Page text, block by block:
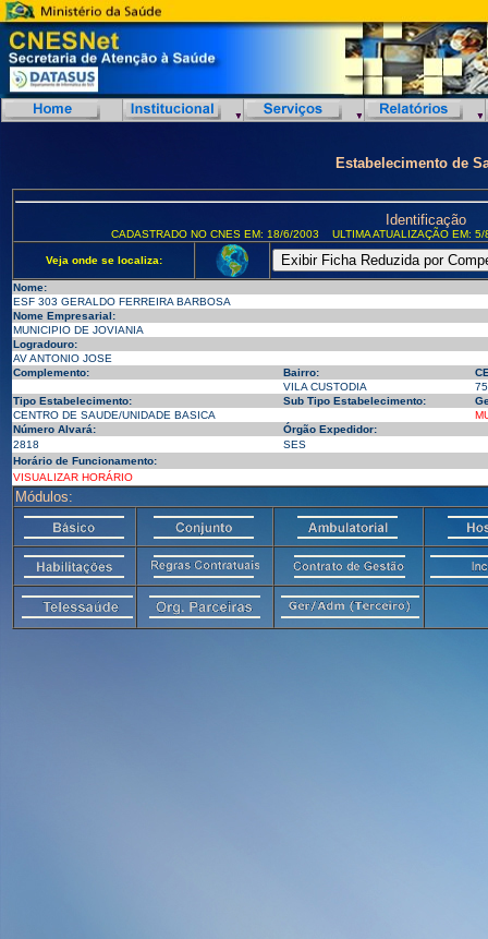
Estabelecimento de
Identificação
CADASTRADO NO CNES EM: 18/6/2003 ULTIMA ATUALIZAÇÃO EM:
Veja onde se localiza:
Nome:
ESF 303 GERALDO FERREIRA BARBOSA
Nome Empresarial:
MUNICIPIO DE JOVIANIA
Logradouro:
AV ANTONIO JOSE
Complemento:
Bairro:
VILA CUSTODIA
Tipo Estabelecimento:
Sub Tipo Estabelecimento:
CENTRO DE SAUDE/UNIDADE BASICA
Número Alvará:
Órgão Expedidor:
2818
SES
Horário de Funcionamento:
VISUALIZAR HORÁRIO
Módulos: